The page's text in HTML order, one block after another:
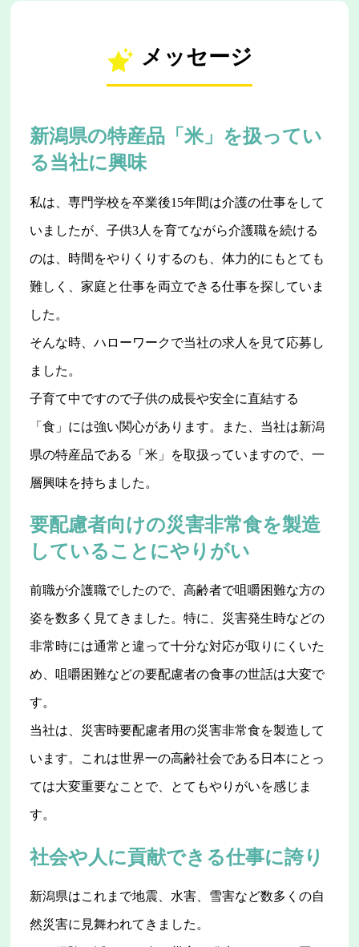
メッセージ
新潟県の特産品「米」を扱ってい
る当社に興味
私は、専門学校を卒業後15年間は介護の仕事をして
いましたが、子供3人を育てながら介護職を続ける
のは、時間をやりくりするのも、体力的にもとても
難しく、家庭と仕事を両立できる仕事を探していま
した。
そんな時、ハローワークで当社の求人を見て応募し
ました。
子育て中ですので子供の成長や安全に直結する
「食」には強い関心があります。また、当社は新潟
県の特産品である「米」を取扱っていますので、一
層興味を持ちました。
要配慮者向けの災害非常食を製造
していることにやりがい
前職が介護職でしたので、高齢者で咀嚼困難な方の
姿を数多く見てきました。特に、災害発生時などの
非常時には通常と違って十分な対応が取りにくいた
め、咀嚼困難などの要配慮者の食事の世話は大変で
す。
当社は、災害時要配慮者用の災害非常食を製造して
います。これは世界一の高齢社会である日本にとっ
ては大変重要なことで、とてもやりがいを感じま
す。
社会や人に貢献できる仕事に誇り
新潟県はこれまで地震、水害、雪害など数多くの自
然災害に見舞われてきました。